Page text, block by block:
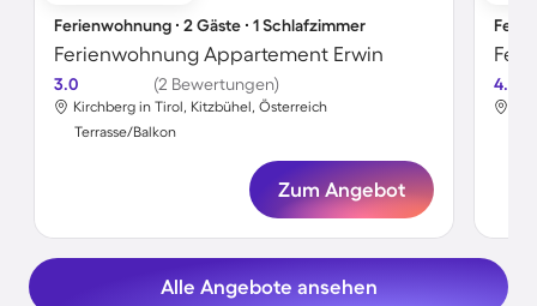
Ferienwohnung ∙ 2 Gäste ∙ 1 Schlafzimmer
Ferienwohnung Appartement Erwin
3.0 (2 Bewertungen)
Kirchberg in Tirol, Kitzbühel, Österreich
Terrasse/Balkon
Zum Angebot
4.5
Alle Angebote ansehen